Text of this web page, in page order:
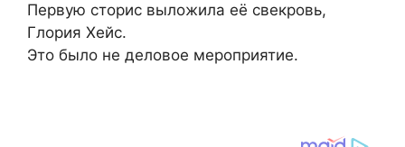
Первую сторис выложила её свекровь,
Глория Хейс.
Это было не деловое мероприятие.